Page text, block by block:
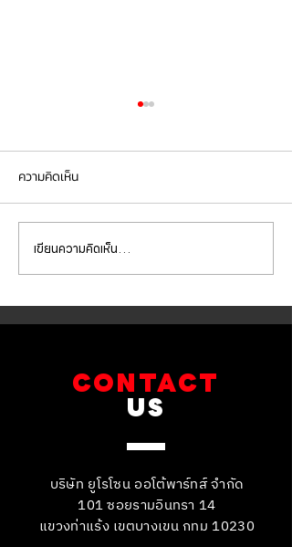
Mercedes Benz E350e เข้า
รับบริการเปลี่ยนจานเบรก ผ้า
เบรกหน้า พร้อมเซ็นเซอร์
ความคิดเห็น
เขียนความคิดเห็น…
CONTACT
US
บริษัท ยูโรโซน ออโต้พาร์ทส์ จำกัด
101 ซอยรามอินทรา 14
แขวงท่าแร้ง เขตบางเขน กทม 10230